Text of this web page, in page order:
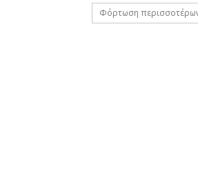
Φόρτωση